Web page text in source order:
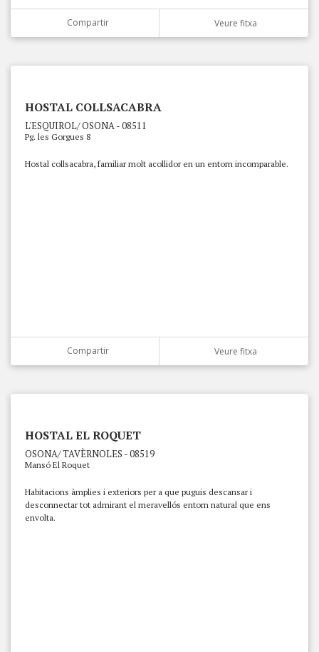
Compartir Veure fitxa
HOSTAL COLLSACABRA
L'ESQUIROL/ OSONA - 08511
Pg. les Gorgues 8
Hostal collsacabra, familiar molt acollidor en un entorn incomparable.
Compartir Veure fitxa
HOSTAL EL ROQUET
OSONA/ TAVÈRNOLES - 08519
Mansó El Roquet
Habitacions àmplies i exteriors per a que puguis descansar i
desconnectar tot admirant el meravellós entorn natural que ens
envolta.